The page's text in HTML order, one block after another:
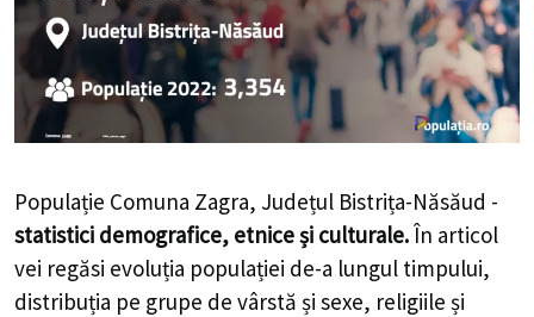
Populație Comuna Zagra, Județul Bistrița-Năsăud -
statistici demografice, etnice și culturale.În articol
vei regăsi evoluția populației de-a lungul timpului,
distribuția pe grupe de vârstă și sexe, religiile și